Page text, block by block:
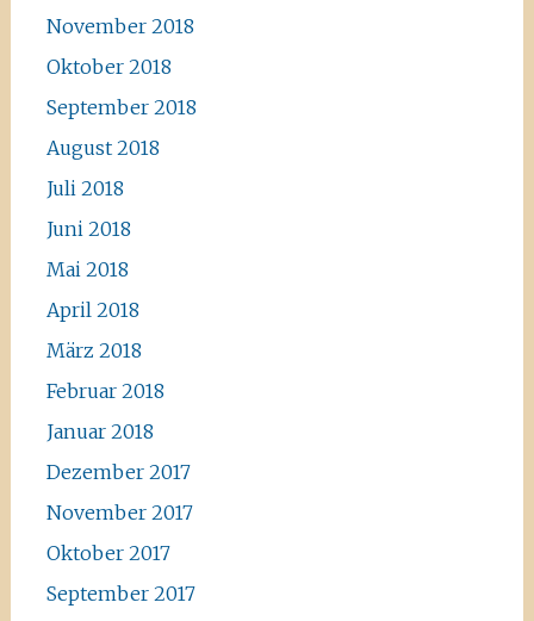
November 2018
Oktober 2018
September 2018
August 2018
Juli 2018
Juni 2018
Mai 2018
April 2018
März 2018
Februar 2018
Januar 2018
Dezember 2017
November 2017
Oktober 2017
September 2017